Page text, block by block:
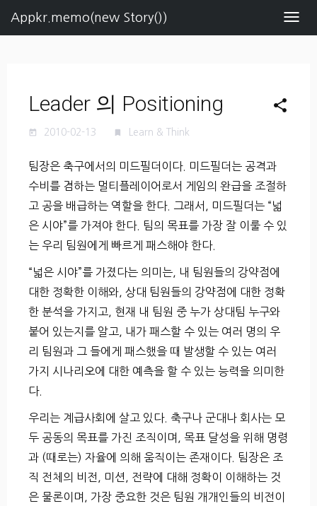
Appkr.memo(new Story())
Leader 의 Positioning share
today 2010-02-13 Learn & Think
팀장은 축구에서의 미드필더이다. 미드필더는 공격과
수비를 겸하는 멀티플레이어로서 게임의 완급을 조절하
고 공을 배급하는 역할을 한다. 그래서, 미드필더는 “넓
은 시야”를 가져야 한다. 팀의 목표를 가장 잘 이룰 수 있
는 우리 팀원에게 빠르게 패스해야 한다.
“넓은 시야”를 가졌다는 의미는, 내 팀원들의 강약점에
대한 정확한 이해와, 상대 팀원들의 강약점에 대한 정확
한 분석을 가지고, 현재 내 팀원 중 누가 상대팀 누구와
붙어 있는지를 알고, 내가 패스할 수 있는 여러 명의 우
리 팀원과 그 들에게 패스했을 때 발생할 수 있는 여러
가지 시나리오에 대한 예측을 할 수 있는 능력을 의미한
다.
우리는 계급사회에 살고 있다. 축구나 군대나 회사는 모
두 공동의 목표를 가진 조직이며, 목표 달성을 위해 명령
과 (때로는) 자율에 의해 움직이는 존재이다. 팀장은 조
직 전체의 비전, 미션, 전략에 대해 정확이 이해하는 것
은 물론이며, 가장 중요한 것은 팀원 개개인들의 비전이